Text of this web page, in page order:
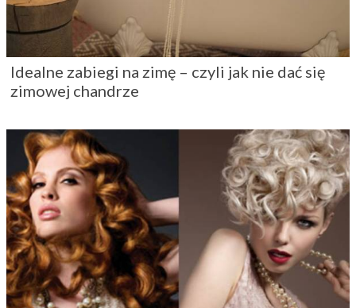
Idealne zabiegi na zimę – czyli jak nie dać się
zimowej chandrze